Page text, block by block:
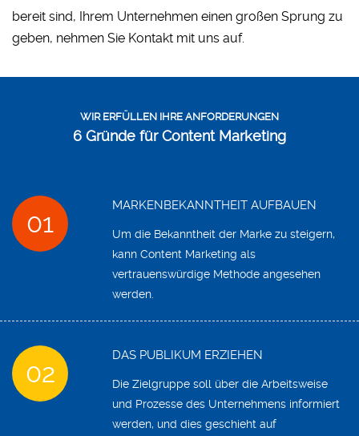
bereit sind, Ihrem Unternehmen einen großen Sprung zu
geben, nehmen Sie Kontakt mit uns auf.
WIR ERFÜLLEN IHRE ANFORDERUNGEN
6 Gründe für Content Marketing
01
MARKENBEKANNTHEIT AUFBAUEN
Um die Bekanntheit der Marke zu steigern,
kann Content Marketing als
vertrauenswürdige Methode angesehen
werden.
02
DAS PUBLIKUM ERZIEHEN
Die Zielgruppe soll über die Arbeitsweise
und Prozesse des Unternehmens informiert
werden, und dies geschieht auf